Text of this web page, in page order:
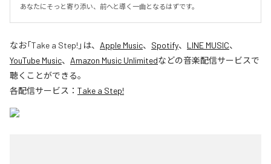
あなたにそっと寄り添い、前へと導く一曲となるはずです。
なお「Take a Step! 」は、 Apple Music、 Spotify、 LINE MUSIC、
YouTube Music、 Amazon Music Unlimitedなどの音楽配信サービスで
聴くことができる。
各配信サービス： Take a Step!